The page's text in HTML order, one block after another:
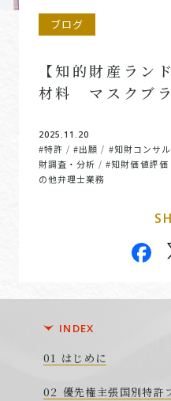
ブログ
【知的財産ラン
材料 マスクブラ
2025.11.20
#特許 / #出願 / #知財コンサ
財調査・分析 /#知財価値評価
の他弁理士業務
INDEX
はじめに
優先権主張国別特許